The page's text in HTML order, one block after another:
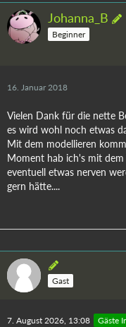
Johanna_B
Beginner
16. Januar 2018
Vielen Dank für die nette
es wird wohl noch etwas
Mit dem modellieren
Moment hab ich's mit dem
eventuell etwas nerven
gern hätte....
Gast
7. August 2026, 13:08 Gäste